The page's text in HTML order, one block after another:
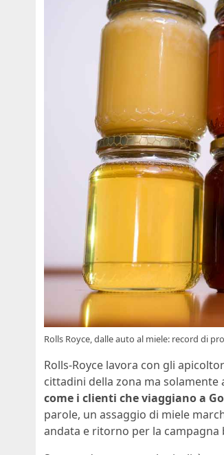
Rolls Royce, dalle auto al miele: record di
Rolls-Royce lavora con gli
cittadini della zona ma
come i clienti che viaggiano a
parole, un assaggio di miele
andata e ritorno per la campagna